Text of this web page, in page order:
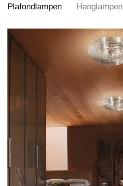
Plafondlampen Hanglampen